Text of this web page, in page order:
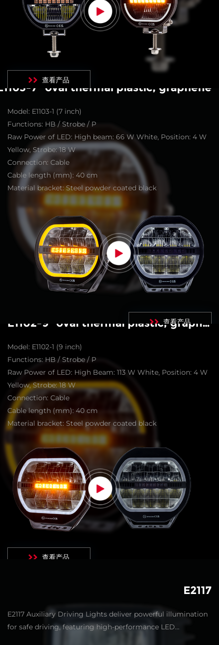
查看产品
7” oval thermal plastic, graphene
Model: E1103-1 (7 inch)
Functions: HB / Strobe / P
Raw Power of LED: High beam: 66 W White, Position: 4 W
Yellow, Strobe: 18 W
Connection: Cable
Cable length (mm): 40 cm
Material bracket: Steel powder coated black
查看产品 E1102-9” oval thermal plastic, graphene
Model: E1102-1 (9 inch)
Functions: HB / Strobe / P
Raw Power of LED: High Beam: 113 W White, Position: 4 W
Yellow, Strobe: 18 W
Connection: Cable
Cable length (mm): 40 cm
Material bracket: Steel powder coated black
查看产品
E2117
E2117 Auxiliary Driving Lights deliver powerful illumination
for safe driving, featuring high-performance LED